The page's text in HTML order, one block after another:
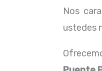
Nos
ustedes